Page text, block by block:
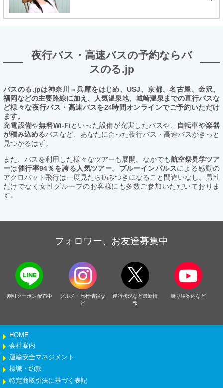
夜行バス・高速バスの予約ならバ
スのる.jp
バスのる.jpは神奈川⇔兵庫をはじめ、USJ、京都、名古屋、金沢、
福岡などの主要路線に加え、人気温泉地、城崎温泉までの直行バスな
ど様々な夜行バス・高速バスを24時間オンラインでご予約いただけ
ます。
充電設備や無料Wi-Fiといった設備が充実したバスや、
自転車や楽器
が積み込めるバスなど、あなたに合った夜行バス・高速バスがきっと
見つかるはず。
また、バスを利用した様々なツアーも展開。なかでも航空祭見学ツア
ーは催行率94％を誇る人気ツアー。ブルーインパルスによる感動の
アクロバット飛行は一度見たら病みつきになること間違いなし。男性
だけでなく女性グループのお客様にも多数ご参加いただいておりま
す。
フォロワー、お友達募集中
割引クーポン配布中
グルメ・旅行情報な
ど
運行状況など最新情
報
乗り場案内など
HOME
会社案内
運輸安全マネジメント
標識・約款
特定商取引法に基づく表記